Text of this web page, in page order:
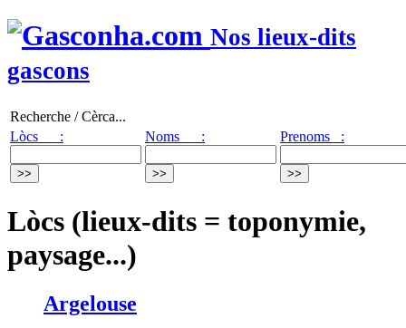
Nos lieux-dits
gascons
Recherche / Cèrca...
Lòcs :
Noms : Prenoms :
Lòcs (lieux-dits = toponymie,
paysage...)
Argelouse